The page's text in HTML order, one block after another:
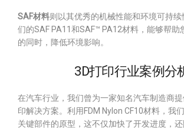
SAF材料则以其优秀的机械性能和环境可持
们的SAF PA11和SAF™ PA12材料，能够帮助
的同时，降低环境影响。
3D打印行业案例分
在汽车行业，我们曾为一家知名汽车制造商
印解决方案。利用FDM Nylon CF10材料，我
关键部件的原型，这不仅加快了开发进度，